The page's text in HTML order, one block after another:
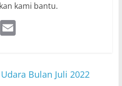
kami bantu.
E
l Bulan Juli 2022